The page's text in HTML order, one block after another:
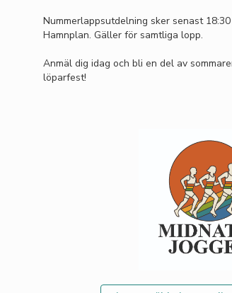
Nummerlappsutdelning sker senast
Hamnplan. Gäller för samtliga lopp.
Anmäl dig idag och bli en del av
löparfest!